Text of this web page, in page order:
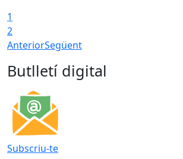
1
2
AnteriorSegüent
Butlletí digital
Subscriu-te